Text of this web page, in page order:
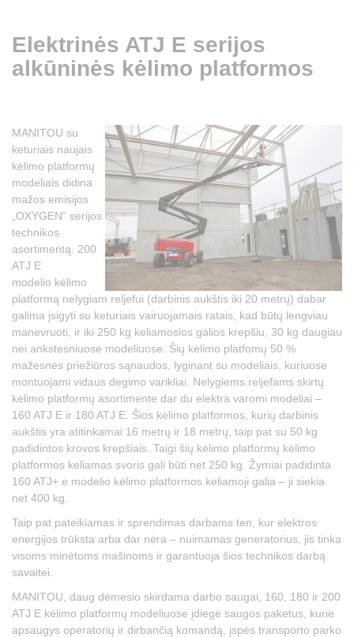
Elektrinės ATJ E serijos
alkūninės kėlimo platformos
MANITOU su
keturiais naujais
kėlimo platformų
modeliais didina
mažos emisijos
„OXYGEN“ serijos
technikos
asortimentą. 200
ATJ E
modelio kėlimo
platformą nelygiam reljefui (darbinis aukštis iki 20 metrų) dabar
galima įsigyti su keturiais vairuojamais ratais, kad būtų lengviau
manevruoti, ir iki 250 kg keliamosios galios krepšiu, 30 kg daugiau
nei ankstesniuose modeliuose. Šių kėlimo platfomų 50 %
mažesnės priežiūros sąnaudos, lyginant su modeliais, kuriuose
montuojami vidaus degimo varikliai. Nelygiems reljefams skirtų
kėlimo platformų asortimente dar du elektra varomi modeliai –
160 ATJ E ir 180 ATJ E. Šios kėlimo platformos, kurių darbinis
aukštis yra atitinkamai 16 metrų ir 18 metrų, taip pat su 50 kg
padidintos krovos krepšiais. Taigi šių kėlimo platformų kėlimo
platformos keliamas svoris gali būti net 250 kg. Žymiai padidinta
160 ATJ+ e modelio kėlimo platformos keliamoji galia – ji siekia
net 400 kg.
Taip pat pateikiamas ir sprendimas darbams ten, kur elektros
energijos trūksta arba dar nėra – nuimamas generatorius, jis tinka
visoms minėtoms mašinoms ir garantuoja šios technikos darbą
savaitei.
MANITOU, daug dėmesio skirdama darbo saugai, 160, 180 ir 200
ATJ E kėlimo platformų modeliuose įdiegė saugos paketus, kurie
apsaugys operatorių ir dirbančią komandą, įspės transporto parko